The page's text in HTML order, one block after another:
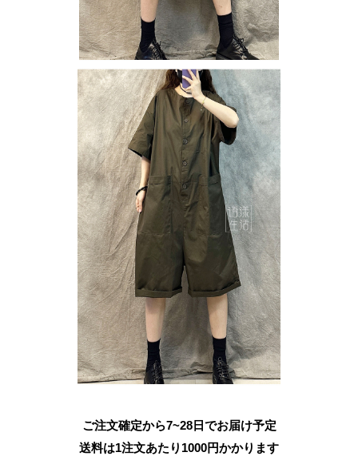
ご注文確定から7~28日でお届け予定
送料は1注文あたり 1000円かかります